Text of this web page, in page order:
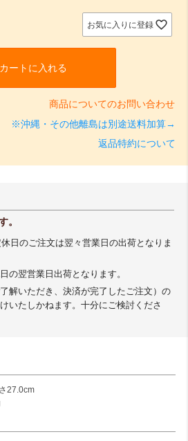
お気に入りに登録
カートに入れる
商品についてのお問い合わせ
※沖縄・その他離島は別途送料加算→
返品特約について
。
日のご注文は翌々営業日の出荷となりま
の翌営業日出荷となります。
解いただき、決済が完了したご注文）の
いたしかねます。十分にご検討くださ
27.0cm